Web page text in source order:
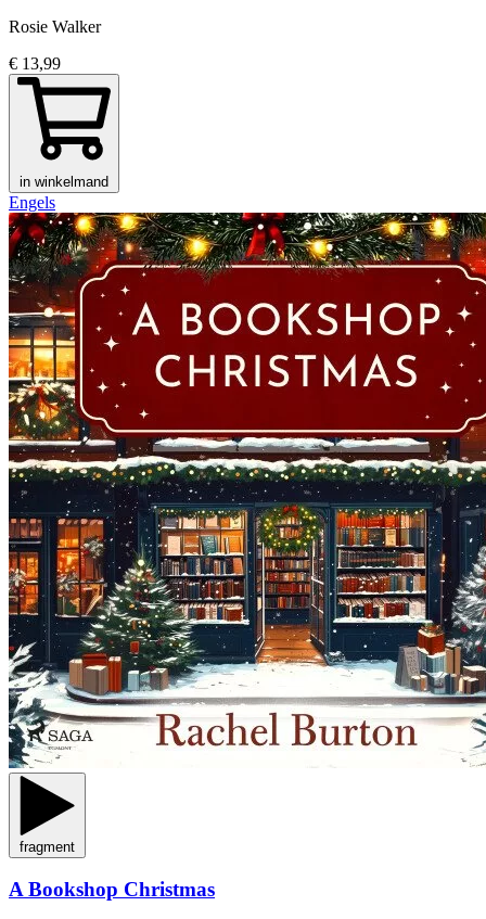
Rosie Walker
€ 13,99
in winkelmand
Engels
fragment
A Bookshop Christmas